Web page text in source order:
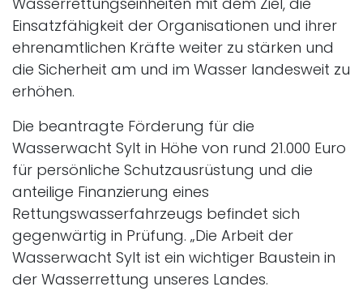
Einsatzfähigkeit der Organisationen und ihrer
ehrenamtlichen Kräfte weiter zu stärken und
die Sicherheit am und im Wasser landesweit zu
erhöhen.
Die beantragte Förderung für die
Wasserwacht Sylt in Höhe von rund 21.000 Euro
für persönliche Schutzausrüstung und die
anteilige Finanzierung eines
Rettungswasserfahrzeugs befindet sich
gegenwärtig in Prüfung. „Die Arbeit der
Wasserwacht Sylt ist ein wichtiger Baustein in
der Wasserrettung unseres Landes.